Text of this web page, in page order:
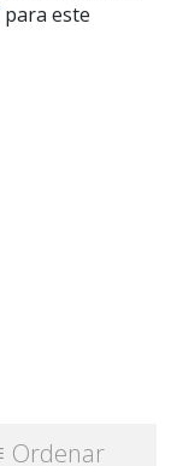
para este
Ordenar